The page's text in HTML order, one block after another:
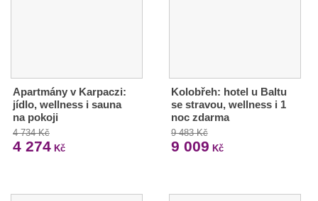
Apartmány v Karpaczi:
jídlo, wellness i sauna
na pokoji
4 734 Kč
4 274 Kč
Kolobřeh: hotel u Baltu
se stravou, wellness i 1
noc zdarma
9 483 Kč
9 009 Kč